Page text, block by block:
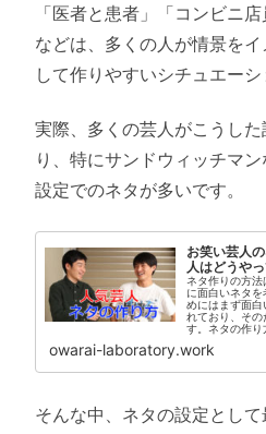
「医者と患者」「コンビニ
などは、多くの人が情景を
して作りやすいシチュエーシ
実際、多くの芸人がこうし
り、特にサンドウィッチマ
設定でのネタが多いです。
お笑い芸人
人はどうや
ネタ作りの方
に面白いネタ
めにはまず面
れており、その
す。ネタの作
owarai-laboratory.work
そんな中、ネタの設定として